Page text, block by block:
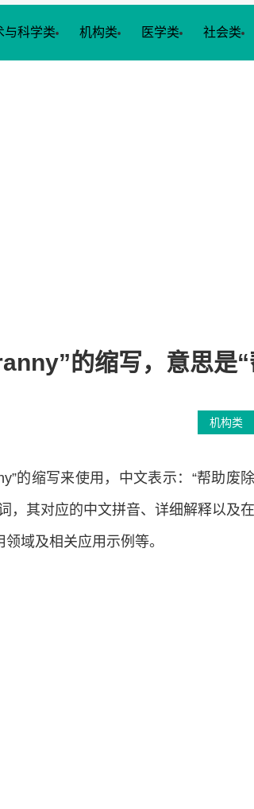
与科学类 机构类 医学类 社会类
的缩写，意思是“
机构类
的缩写来使用，中文表示：“帮助废除
，其对应的中文拼音、详细解释以及在
域及相关应用示例等。